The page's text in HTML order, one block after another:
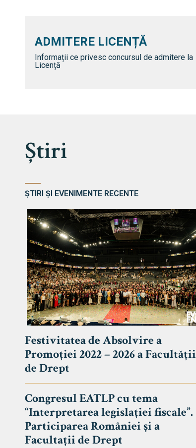
ADMITERE LICENȚĂ
Informații ce privesc concursul de admitere la
Licență
Știri
ȘTIRI ȘI EVENIMENTE RECENTE
Festivitatea de Absolvire a
Promoției 2022 – 2026 a Facultății
de Drept
Congresul EATLP cu tema
“Interpretarea legislației fiscale”.
Participarea României și a
Facultații de Drept